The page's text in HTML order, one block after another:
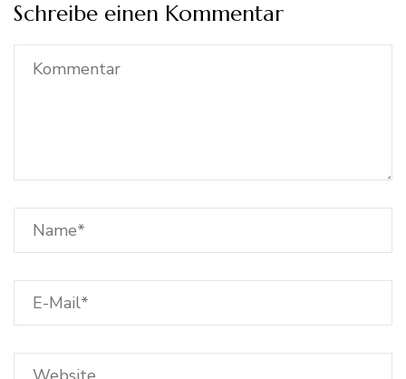
Schreibe einen Kommentar